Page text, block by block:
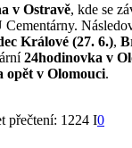
v Ostravě, kde se
Králové (27. 6.),
24hodinovka v
opět v Olomouci.
přečtení: 1224 I0